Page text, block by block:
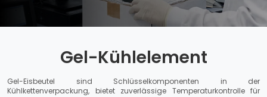
Gel-Kühlelement
Gel-Eisbeutel sind Schlüsselkomponenten in der
Kühlkettenverpackung, bietet zuverlässige Temperaturkontrolle für